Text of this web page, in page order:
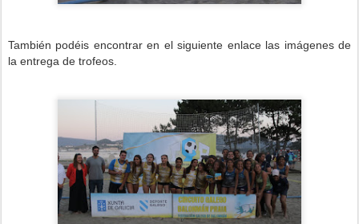
También podéis encontrar en el siguiente enlace las imágenes de
la entrega de trofeos.